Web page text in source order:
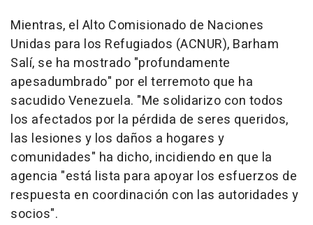
Mientras, el Alto Comisionado de Naciones
Unidas para los Refugiados (ACNUR), Barham
Salí, se ha mostrado "profundamente
apesadumbrado" por el terremoto que ha
sacudido Venezuela. "Me solidarizo con todos
los afectados por la pérdida de seres queridos,
las lesiones y los daños a hogares y
comunidades" ha dicho, incidiendo en que la
agencia "está lista para apoyar los esfuerzos de
respuesta en coordinación con las autoridades y
socios".